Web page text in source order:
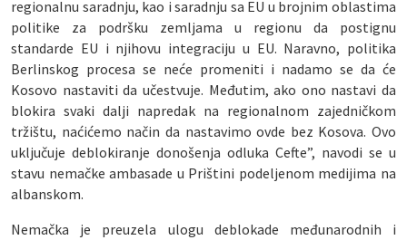
regionalnu saradnju, kao i saradnju sa EU u brojnim oblastima
politike za podršku zemljama u regionu da postignu
standarde EU i njihovu integraciju u EU. Naravno, politika
Berlinskog procesa se neće promeniti i nadamo se da će
Kosovo nastaviti da učestvuje. Međutim, ako ono nastavi da
blokira svaki dalji napredak na regionalnom zajedničkom
tržištu, naćićemo način da nastavimo ovde bez Kosova. Ovo
uključuje deblokiranje donošenja odluka Cefte”, navodi se u
stavu nemačke ambasade u Prištini podeljenom medijima na
albanskom.
Nemačka je preuzela ulogu deblokade međunarodnih i